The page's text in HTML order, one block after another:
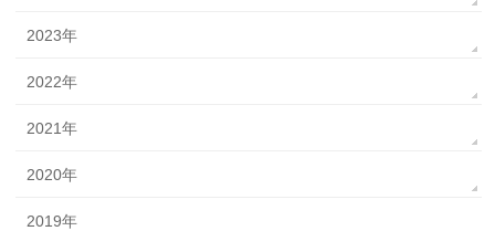
2023年
2022年
2021年
2020年
2019年